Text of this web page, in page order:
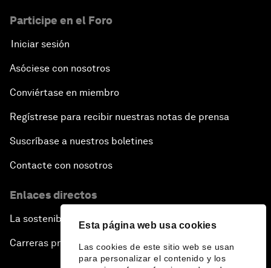
Esta página web usa cookies
Las cookies de este sitio web se usan
para personalizar el contenido y los
Participe en el Foro
Iniciar sesión
Asóciese con nosotros
Conviértase en miembro
Regístrese para recibir nuestras notas de prensa
Suscríbase a nuestros boletines
Contacte con nosotros
Enlaces directos
La sostenibilidad en el Foro
Carreras profesionales